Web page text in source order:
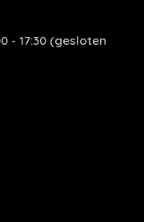
- 17:30 (gesloten